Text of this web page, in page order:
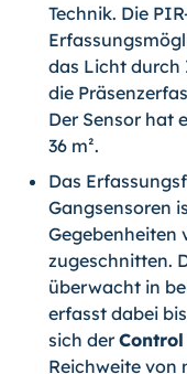
Technik. Die
das Licht
die
Der Sensor hat
36 m².
Das
Gangsensoren
Gegebenheiten
zugeschnitten.
überwacht in
erfasst dabei
sich derControl
Reichweite von